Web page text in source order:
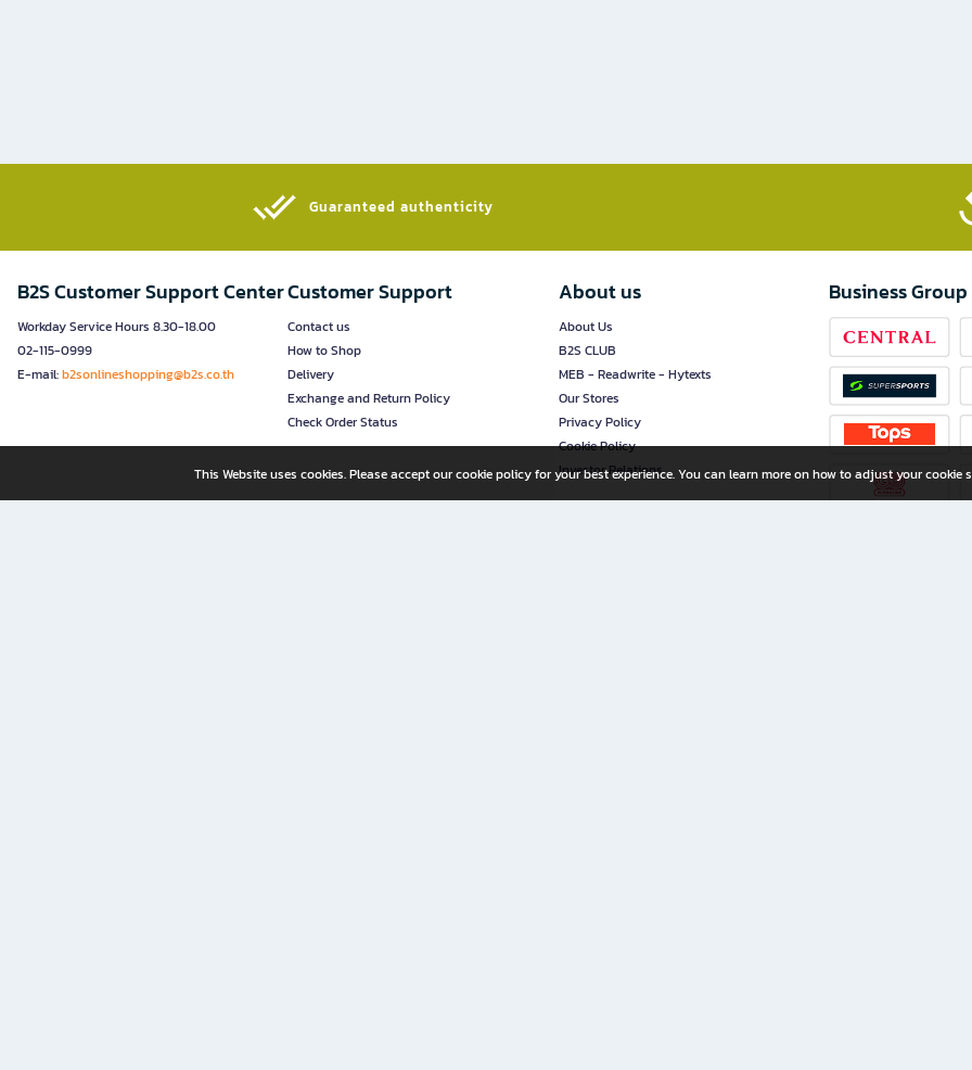
Guaranteed authenticity​
B2S Customer Support Center
Workday Service Hours 8.30-18.00
02-115-0999
E-mail:b2sonlineshopping@b2s.co.th
Customer Support
Contact us
How to Shop
Delivery
Exchange and Return Policy
Check Order Status
About us
About Us
B2S CLUB
MEB - Readwrite - Hytexts
Our Stores
Privacy Policy
Cookie Policy
Investor Relations
Business Group
This Website uses cookies. Please accept our cookie policy for your best experience. You can learn more on how to adjust your cookie